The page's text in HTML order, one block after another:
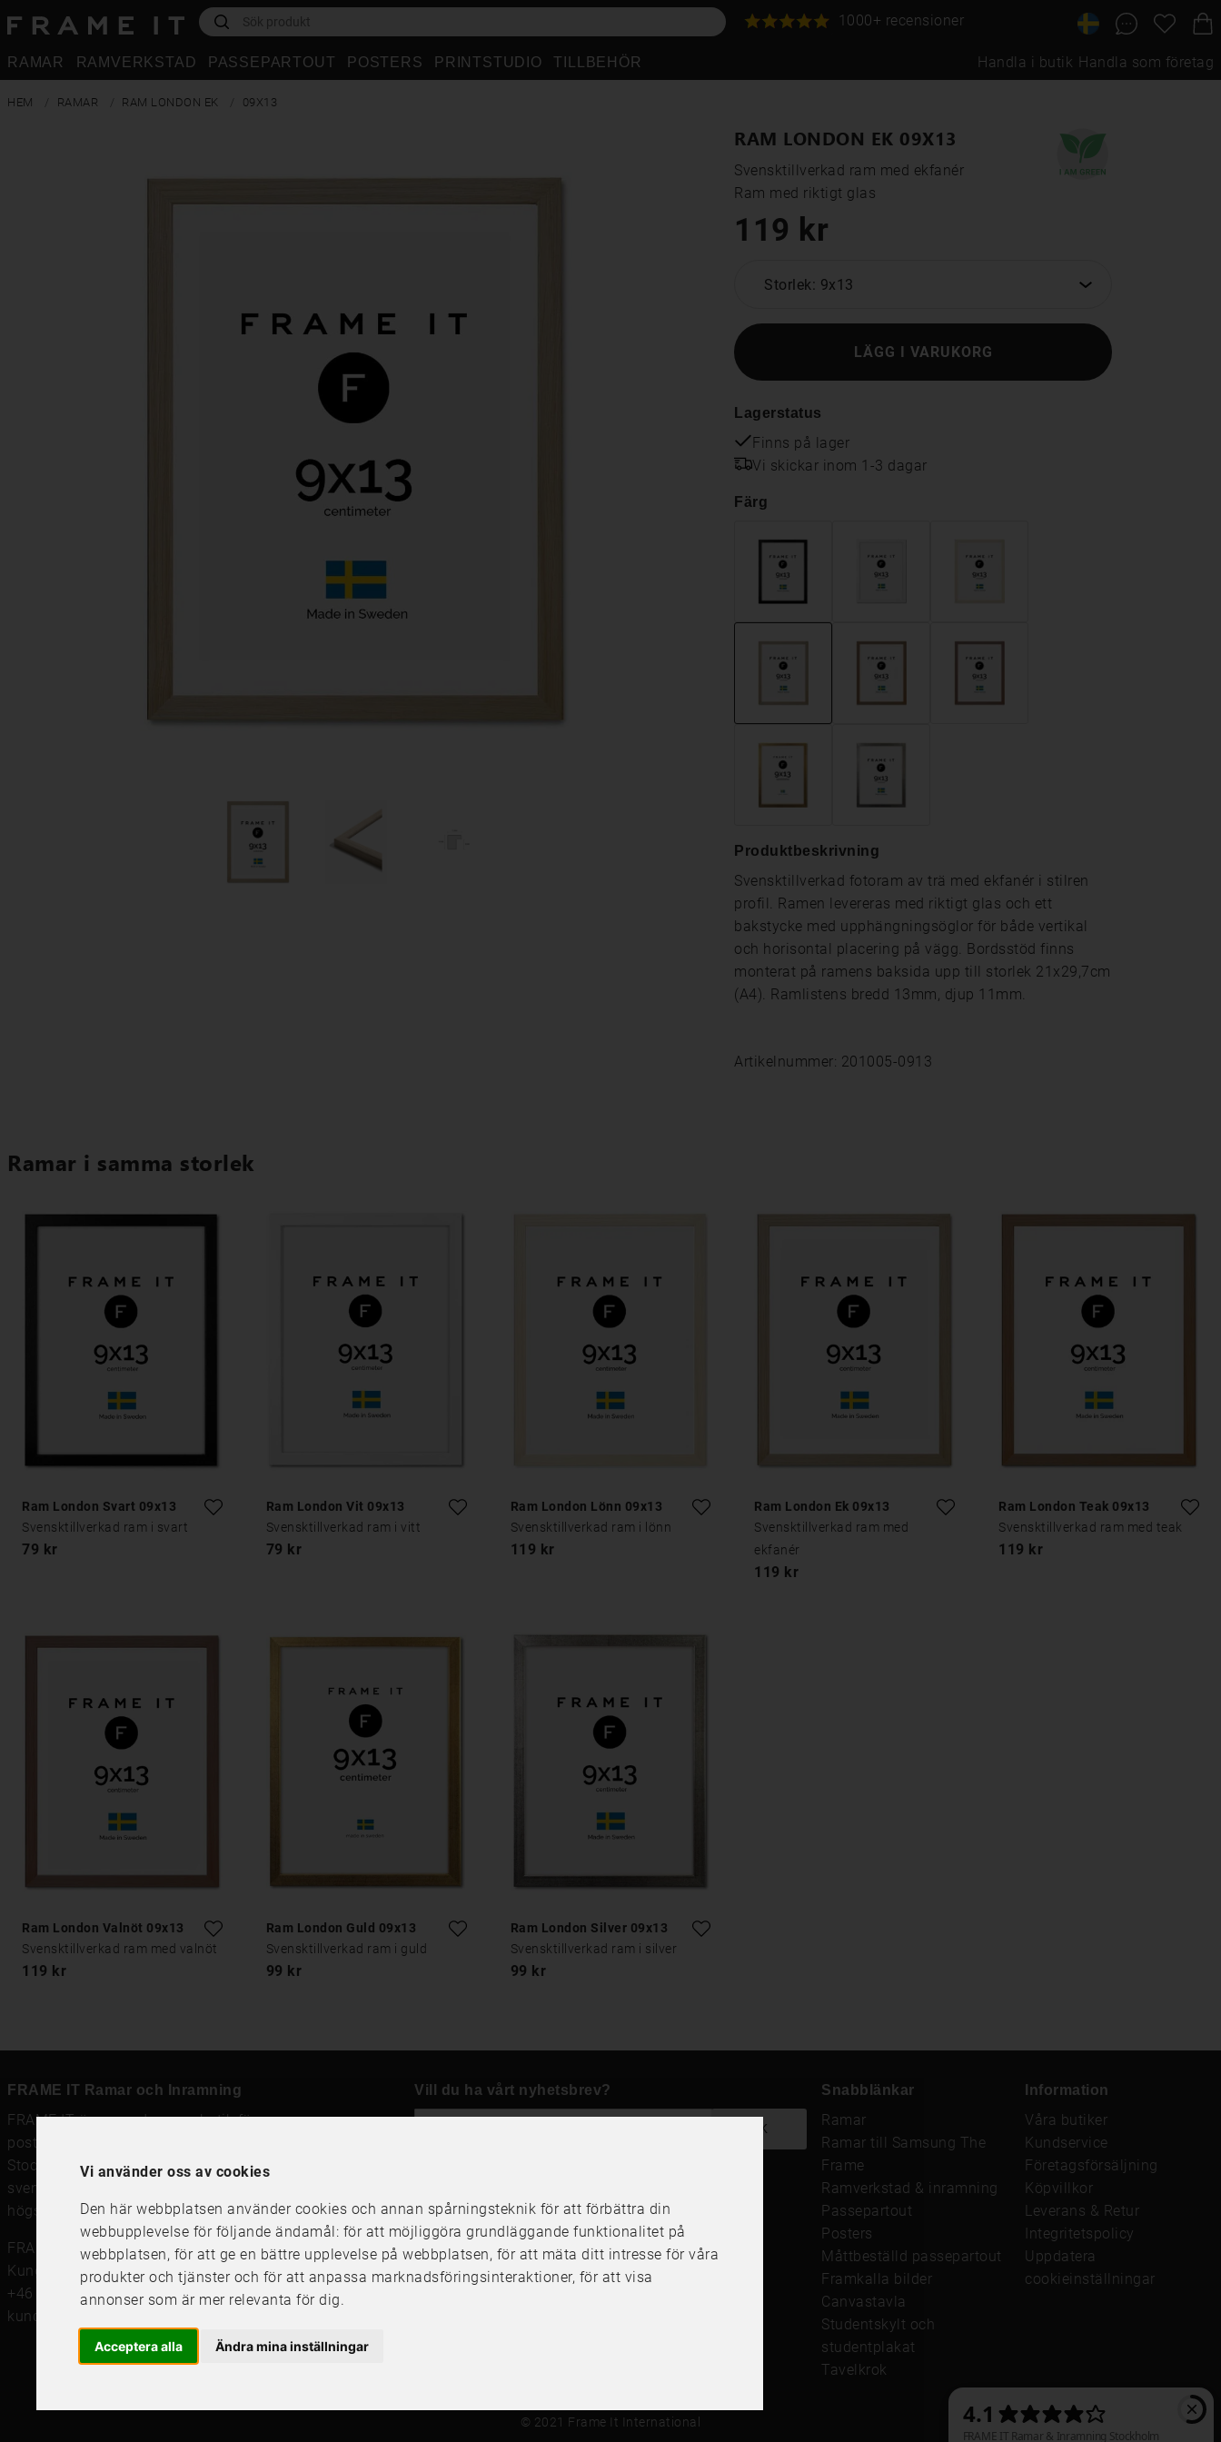
Vi använder oss av cookies
Den här webbplatsen använder cookies och annan spårningsteknik för att förbättra din
webbupplevelse för följande ändamål: för att möjliggöra grundläggande funktionalitet på
webbplatsen, för att ge en bättre upplevelse på webbplatsen, för att mäta ditt intresse för våra
produkter och tjänster och för att anpassa marknadsföringsinteraktioner, för att visa
annonser som är mer relevanta för dig.
Acceptera alla Ändra mina inställningar
1000+ recensioner
RAMAR RAMVERKSTAD PASSEPARTOUT POSTERS PRINTSTUDIO TILLBEHÖR Handla i butik Handla som företag
HEM RAMAR RAM LONDON EK 09X13
RAM LONDON EK 09X13
Svensktillverkad ram med ekfanér
Ram med riktigt glas
119 kr
Storlek: 9x13
LÄGG I VARUKORG
Lagerstatus
Finns på lager
Vi skickar inom 1-3 dagar
Färg
Produktbeskrivning
Svensktillverkad fotoram av trä med ekfanér i stilren
profil. Ramen levereras med riktigt glas och ett
bakstycke med upphängningsöglor för både vertikal
och horisontal placering på vägg. Bordsstöd finns
monterat på ramens baksida upp till storlek 21x29,7cm
(A4). Ramlistens bredd 13mm, djup 11mm.
Artikelnummer: 201005-0913
Ramar i samma storlek
Ram London Svart 09x13
Svensktillverkad ram i svart
79 kr
Ram London Vit 09x13
Svensktillverkad ram i vitt
79 kr
Ram London Lönn 09x13
Svensktillverkad ram i lönn
119 kr
Ram London Ek 09x13
Svensktillverkad ram med
ekfanér
119 kr
Ram London Teak 09x13
Svensktillverkad ram med teak
119 kr
Ram London Valnöt 09x13
Svensktillverkad ram med valnöt
119 kr
Ram London Guld 09x13
Svensktillverkad ram i guld
99 kr
Ram London Silver 09x13
Svensktillverkad ram i silver
99 kr
FRAME IT Ramar och Inramning
FRAME IT är en modern rambutik förramar,
posters och prints
Stockholm, Göteborg och Uppsala. Vi säljer
svensktillverkade tavelramar,
högsta kvalitet.
FRAME IT Ramar och Inramning
Kungsgatan 41, 111 56 Stockholm
+46 (0)8 142122
kundservice@frameit.se
Vill du ha vårt nyhetsbrev?
OK
Följ oss i dina kanaler
Snabblänkar
Ramar
Ramar till Samsung The
Frame
Ramverkstad & inramning
Passepartout
Posters
Måttbeställd passepartout
Framkalla bilder
Canvastavla
Studentskylt och
studentplakat
Tavelkrok
Information
Våra butiker
Kundservice
Företagsförsäljning
Köpvillkor
Leverans & Retur
Integritetspolicy
Uppdatera
cookieinställningar
© 2021 Frame It International